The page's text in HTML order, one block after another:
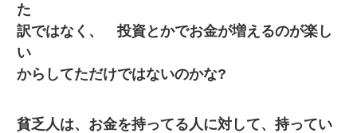
た
訳ではなく、 投資とかでお金が増えるのが楽し
い
からしてただけではないのかな?
貧乏人は、お金を持ってる人に対して、持ってい